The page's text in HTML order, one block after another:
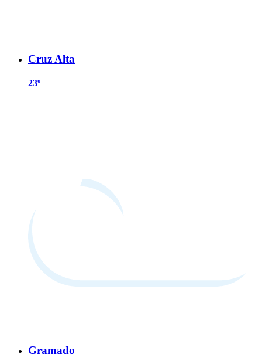
Cruz Alta
23º
Gramado